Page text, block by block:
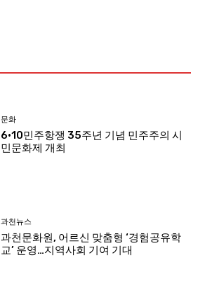
문화
6·10민주항쟁 35주년 기념 민주주의 시
민문화제 개최
과천뉴스
과천문화원, 어르신 맞춤형 ‘경험공유학
교’ 운영…지역사회 기여 기대